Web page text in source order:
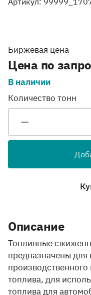
Биржевая цена
Цена по
В наличии
Количество тонн
Описание
Топливные
предназначены
производственного
топлива, для
топлива для